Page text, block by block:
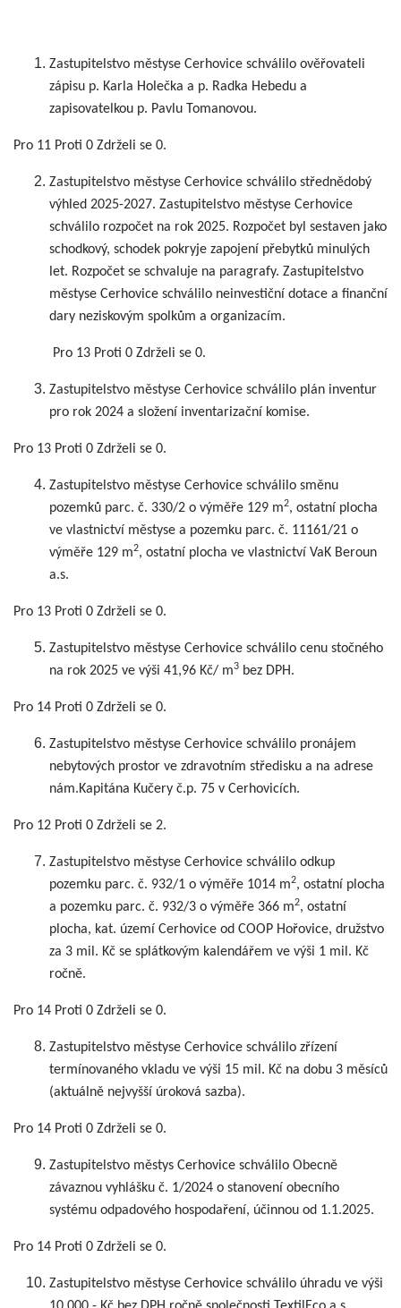
Zastupitelstvo městyse Cerhovice schválilo ověřovateli
zápisu p. Karla Holečka a p. Radka Hebedu a
zapisovatelkou p. Pavlu Tomanovou.
Pro 11 Proti 0 Zdrželi se 0.
Zastupitelstvo městyse Cerhovice schválilo střednědobý
výhled 2025-2027. Zastupitelstvo městyse Cerhovice
schválilo rozpočet na rok 2025. Rozpočet byl sestaven jako
schodkový, schodek pokryje zapojení přebytků minulých
let. Rozpočet se schvaluje na paragrafy. Zastupitelstvo
městyse Cerhovice schválilo neinvestiční dotace a finanční
dary neziskovým spolkům a organizacím.
Pro 13 Proti 0 Zdrželi se 0.
Zastupitelstvo městyse Cerhovice schválilo plán inventur
pro rok 2024 a složení inventarizační komise.
Pro 13 Proti 0 Zdrželi se 0.
Zastupitelstvo městyse Cerhovice schválilo směnu
pozemků parc. č. 330/2 o výměře 129 m2, ostatní plocha
ve vlastnictví městyse a pozemku parc. č. 11161/21 o
výměře 129 m2, ostatní plocha ve vlastnictví VaK Beroun
a.s.
Pro 13 Proti 0 Zdrželi se 0.
Zastupitelstvo městyse Cerhovice schválilo cenu stočného
na rok 2025 ve výši 41,96 Kč/ m3 bez DPH.
Pro 14 Proti 0 Zdrželi se 0.
Zastupitelstvo městyse Cerhovice schválilo pronájem
nebytových prostor ve zdravotním středisku a na adrese
nám.Kapitána Kučery č.p. 75 v Cerhovicích.
Pro 12 Proti 0 Zdrželi se 2.
Zastupitelstvo městyse Cerhovice schválilo odkup
pozemku parc. č. 932/1 o výměře 1014 m2, ostatní plocha
a pozemku parc. č. 932/3 o výměře 366 m2, ostatní
plocha, kat. území Cerhovice od COOP Hořovice, družstvo
za 3 mil. Kč se splátkovým kalendářem ve výši 1 mil. Kč
ročně.
Pro 14 Proti 0 Zdrželi se 0.
Zastupitelstvo městyse Cerhovice schválilo zřízení
termínovaného vkladu ve výši 15 mil. Kč na dobu 3 měsíců
(aktuálně nejvyšší úroková sazba).
Pro 14 Proti 0 Zdrželi se 0.
Zastupitelstvo městys Cerhovice schválilo Obecně
závaznou vyhlášku č. 1/2024 o stanovení obecního
systému odpadového hospodaření, účinnou od 1.1.2025.
Pro 14 Proti 0 Zdrželi se 0.
Zastupitelstvo městyse Cerhovice schválilo úhradu ve výši